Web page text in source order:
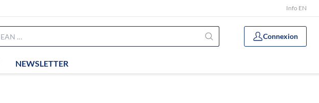
Info EN
Connexion
NEWSLETTER